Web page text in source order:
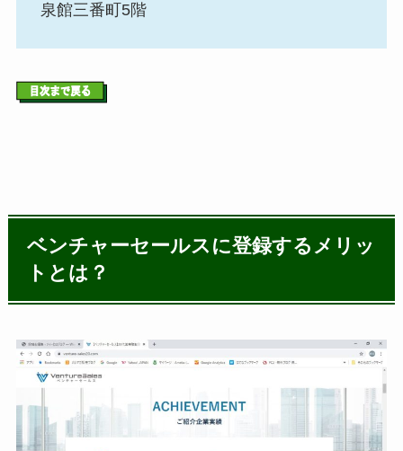
泉館三番町5階
ベンチャーセールスに登録するメリッ
トとは？